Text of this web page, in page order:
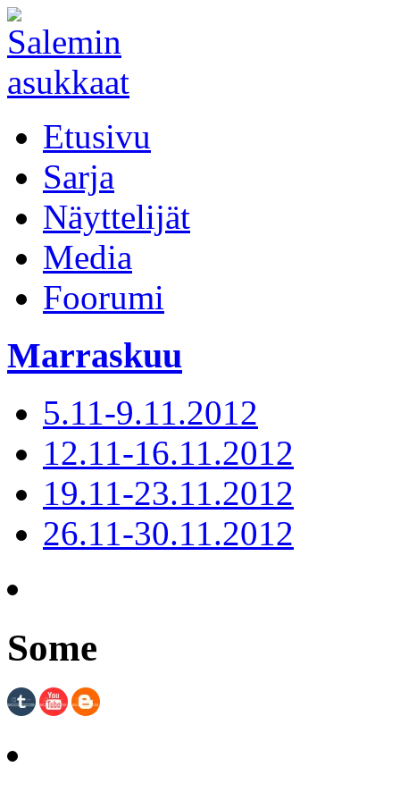
Etusivu
Sarja
Näyttelijät
Media
Foorumi
Marraskuu
5.11-9.11.2012
12.11-16.11.2012
19.11-23.11.2012
26.11-30.11.2012
Some